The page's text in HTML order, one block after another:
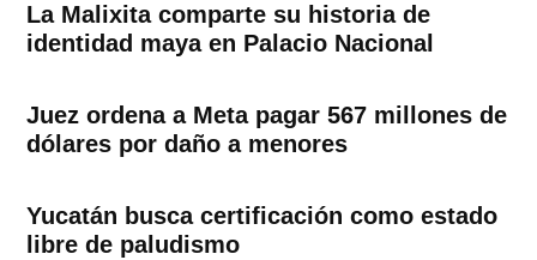
La Malixita comparte su historia de
identidad maya en Palacio Nacional
Juez ordena a Meta pagar 567 millones de
dólares por daño a menores
Yucatán busca certificación como estado
libre de paludismo